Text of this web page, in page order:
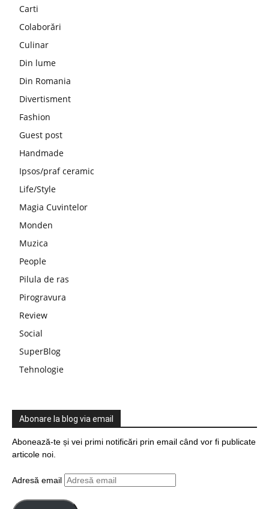
Carti
Colaborări
Culinar
Din lume
Din Romania
Divertisment
Fashion
Guest post
Handmade
Ipsos/praf ceramic
Life/Style
Magia Cuvintelor
Monden
Muzica
People
Pilula de ras
Pirogravura
Review
Social
SuperBlog
Tehnologie
Abonare la blog via email
Abonează-te și vei primi notificări prin email când vor fi publicate
articole noi.
Adresă email